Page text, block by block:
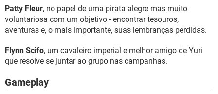
Patty Fleur, no papel de uma pirata alegre mas muito
voluntariosa com um objetivo - encontrar tesouros,
aventuras e, o mais importante, suas lembranças perdidas.
Flynn Scifo, um cavaleiro imperial e melhor amigo de Yuri
que resolve se juntar ao grupo nas campanhas.
Gameplay